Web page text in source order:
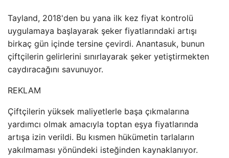
Tayland, 2018'den bu yana ilk kez fiyat kontrolü
uygulamaya başlayarak şeker fiyatlarındaki artışı
birkaç gün içinde tersine çevirdi. Anantasuk, bunun
çiftçilerin gelirlerini sınırlayarak şeker yetiştirmekten
caydıracağını savunuyor.
REKLAM
Çiftçilerin yüksek maliyetlerle başa çıkmalarına
yardımcı olmak amacıyla toptan eşya fiyatlarında
artışa izin verildi. Bu kısmen hükümetin tarlaların
yakılmaması yönündeki isteğinden kaynaklanıyor.